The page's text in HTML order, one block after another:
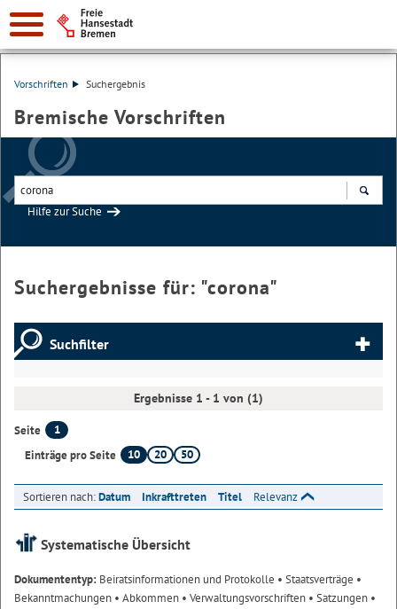
Vorschriften Suchergebnis
Bremische Vorschriften
Hilfe zur Suche
Suchergebnisse für: "corona"
Suchfilter
Ergebnisse 1 - 1 von (1)
Seite
1
Einträge pro Seite
10 20 50
Sortieren nach:Datum Inkrafttreten Titel Relevanz
Systematische Übersicht
Dokumententyp: Beiratsinformationen und Protokolle • Staatsverträge •
Bekanntmachungen • Abkommen • Verwaltungsvorschriften • Satzungen •